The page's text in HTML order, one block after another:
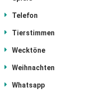
Telefon
Tierstimmen
Wecktöne
Weihnachten
Whatsapp